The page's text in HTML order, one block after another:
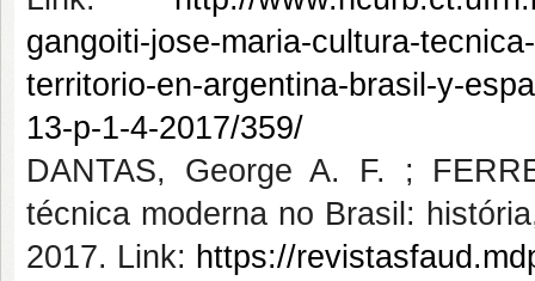
gangoiti-jose-maria-cultura-
territorio-en-argentina-brasil-y-
13-p-1-4-2017/359/
DANTAS, George A. F. ;
técnica moderna no Brasil:
2017. Link: https://